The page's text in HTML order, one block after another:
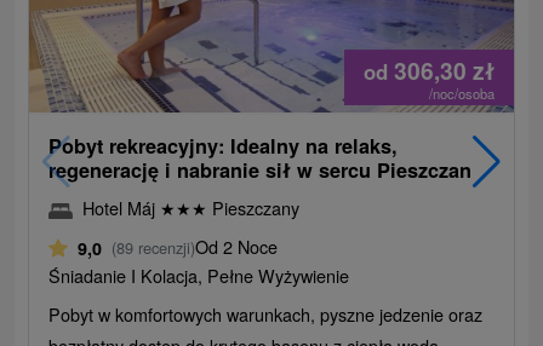
od 306,30zł
/noc/osoba
Pobyt rekreacyjny: Idealny na relaks,
regenerację i nabranie sił w sercu Pieszczan
Hotel Máj ★★★ Pieszczany
9,0 (89 recenzji)Od 2 Noce
Śniadanie I Kolacja, Pełne Wyżywienie
Pobyt w komfortowych warunkach, pyszne jedzenie oraz